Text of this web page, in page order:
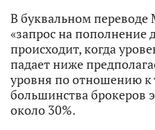
В буквальном переводе
«запрос на пополнение
происходит, когда
падает ниже
уровня по отношению к
большинства брокеров
около 30%.